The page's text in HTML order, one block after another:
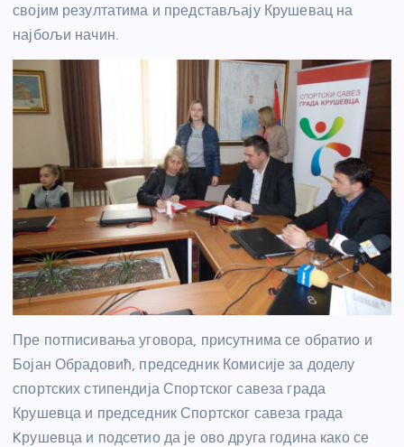
својим резултатима и представљају Крушевац на
најбољи начин.
Пре потписивања уговора, присутнима се обратио и
Бојан Обрадовић, председник Комисије за доделу
спортских стипендија Спортског савеза града
Крушевца и председник Спортског савеза града
Kрушевца и подсетио да је ово друга година како се